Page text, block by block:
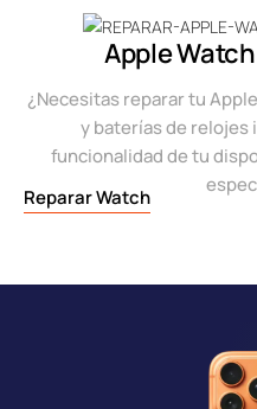
Apple
¿Necesitas reparar tu
y baterías de relojes
funcionalidad de tu
Reparar Watch